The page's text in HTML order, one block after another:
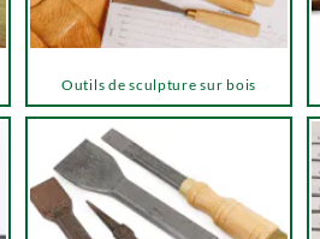
Outils de sculpture sur bois